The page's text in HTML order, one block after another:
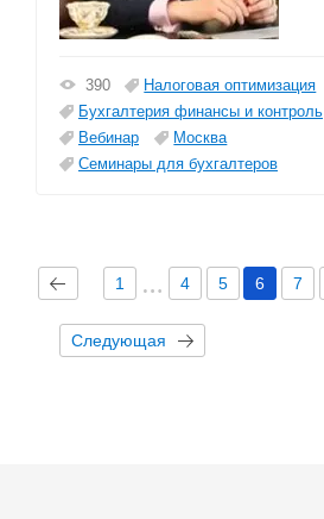
390 Налоговая оптимизация
Бухгалтерия финансы и контроль
Вебинар
Москва
Семинары для бухгалтеров
1 4 5 6 7
Следующая